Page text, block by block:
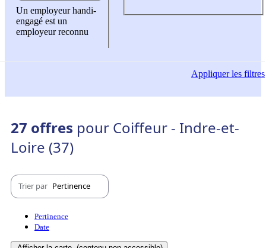
Un employeur handi-
engagé est un
employeur reconnu
Appliquerles filtres
27 offres pour Coiffeur - Indre-et-
Loire (37)
Trier par Pertinence
Pertinence
Date